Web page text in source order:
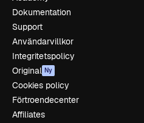
Dokumentation
Support
Användarvillkor
Integritetspolicy
Original Ny
Cookies policy
Förtroendecenter
Affiliates